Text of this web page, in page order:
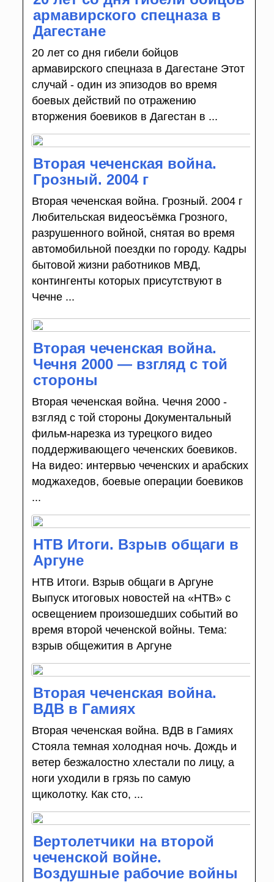
армавирского спецназа в
Дагестане
20 лет со дня гибели бойцов
армавирского спецназа в Дагестане Этот
случай - один из эпизодов во время
боевых действий по отражению
вторжения боевиков в Дагестан в ...
Вторая чеченская война.
Грозный. 2004 г
Вторая чеченская война. Грозный. 2004 г
Любительская видеосъёмка Грозного,
разрушенного войной, снятая во время
автомобильной поездки по городу. Кадры
бытовой жизни работников МВД,
контингенты которых присутствуют в
Чечне ...
Вторая чеченская война.
Чечня 2000 — взгляд с той
стороны
Вторая чеченская война. Чечня 2000 -
взгляд с той стороны Документальный
фильм-нарезка из турецкого видео
поддерживающего чеченских боевиков.
На видео: интервью чеченских и арабских
моджахедов, боевые операции боевиков
...
НТВ Итоги. Взрыв общаги в
Аргуне
НТВ Итоги. Взрыв общаги в Аргуне
Выпуск итоговых новостей на «НТВ» с
освещением произошедших событий во
время второй чеченской войны. Тема:
взрыв общежития в Аргуне
Вторая чеченская война.
ВДВ в Гамиях
Вторая чеченская война. ВДВ в Гамиях
Стояла темная холодная ночь. Дождь и
ветер безжалостно хлестали по лицу, а
ноги уходили в грязь по самую
щиколотку. Как сто, ...
Вертолетчики на второй
чеченской войне.
Воздушные рабочие войны